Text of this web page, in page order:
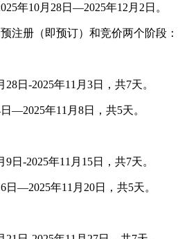
年10月28日—2025年12月2日。
注册（即预订）和竞价两个阶段：
日-2025年11月3日，共7天。
—2025年11月8日，共5天。
日-2025年11月15日，共7天。
日—2025年11月20日，共5天。